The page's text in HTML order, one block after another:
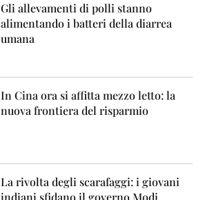
Gli allevamenti di polli stanno
alimentando i batteri della diarrea
umana
In Cina ora si affitta mezzo letto: la
nuova frontiera del risparmio
La rivolta degli scarafaggi: i giovani
indiani sfidano il governo Modi